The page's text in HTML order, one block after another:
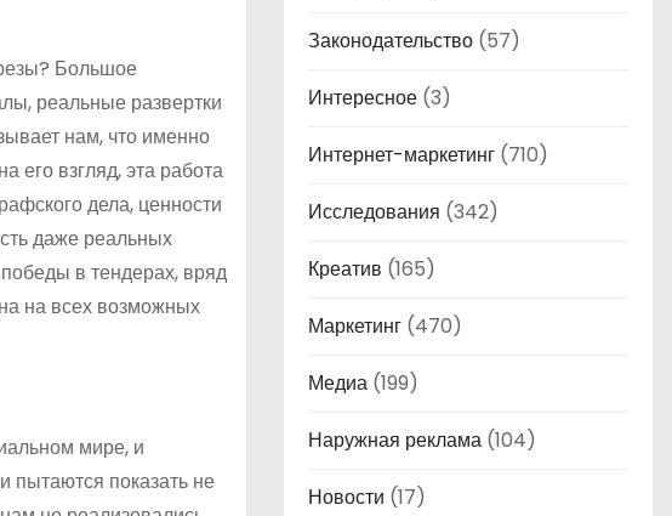
Большое
реальные развертки
нам, что именно
его взгляд, эта работа
дела, ценности
даже реальных
в тендерах, вряд
на всех возможных
мире, и
пытаются показать не
Законодательство (57)
Интересное (3)
Интернет-маркетинг (710)
Исследования (342)
Креатив (165)
Маркетинг (470)
Медиа (199)
Наружная реклама (104)
Новости (17)